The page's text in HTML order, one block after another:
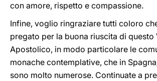
con amore, rispetto e compassione.
Infine, voglio ringraziare tutti coloro
pregato per la buona riuscita di questo
Apostolico, in modo particolare le
monache contemplative, che in
sono molto numerose. Continuate a